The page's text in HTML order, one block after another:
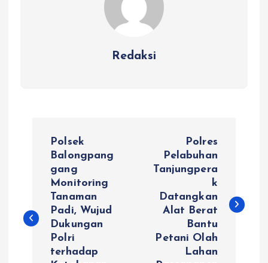
Redaksi
i
Polsek
Balongpang
gang
Monitoring
Tanaman
Padi, Wujud
Dukungan
Polri
terhadap
Polres
Pelabuhan
Tanjungpera
k
Datangkan
Alat Berat
Bantu
Petani Olah
Lahan